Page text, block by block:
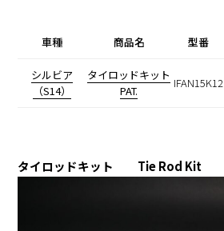
車種 商品名 型番
シルビア
（S14）
タイロッドキット
PAT.
IFAN15K12
タイロッドキット Tie Rod Kit